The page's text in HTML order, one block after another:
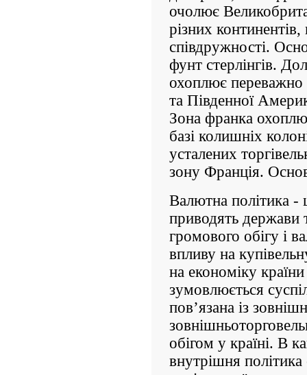
очолює
різних
співдружності.
фунт стерлінгів.
охоплює переважно
та Південної
Зона франка
базі колишніх
усталених
зону Франція.
Валютна політика -
приводять держави
громового обігу і
впливу на
на економіку
зумовлюється
пов’язана із
обігом у країні. В
внутрішня